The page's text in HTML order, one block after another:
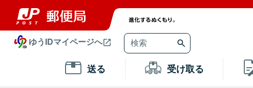
ゆうIDマイページへ
送る 受け取る